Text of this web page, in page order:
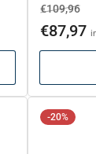
Prezzo
di
€109,96
€87,97
-20%